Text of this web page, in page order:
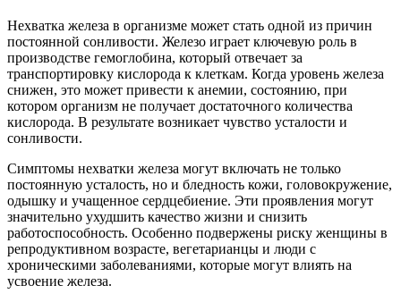
Нехватка железа в организме может стать одной из причин
постоянной сонливости. Железо играет ключевую роль в
производстве гемоглобина, который отвечает за
транспортировку кислорода к клеткам. Когда уровень железа
снижен, это может привести к анемии, состоянию, при
котором организм не получает достаточного количества
кислорода. В результате возникает чувство усталости и
сонливости.
Симптомы нехватки железа могут включать не только
постоянную усталость, но и бледность кожи, головокружение,
одышку и учащенное сердцебиение. Эти проявления могут
значительно ухудшить качество жизни и снизить
работоспособность. Особенно подвержены риску женщины в
репродуктивном возрасте, вегетарианцы и люди с
хроническими заболеваниями, которые могут влиять на
усвоение железа.